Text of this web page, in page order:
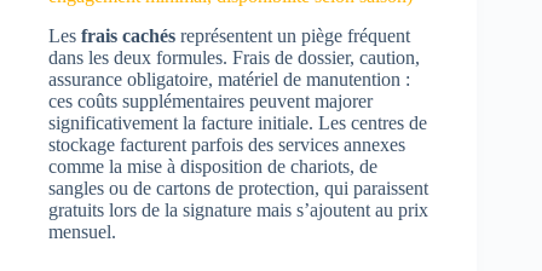
Les frais cachés représentent un piège fréquent
dans les deux formules. Frais de dossier, caution,
assurance obligatoire, matériel de manutention :
ces coûts supplémentaires peuvent majorer
significativement la facture initiale. Les centres de
stockage facturent parfois des services annexes
comme la mise à disposition de chariots, de
sangles ou de cartons de protection, qui paraissent
gratuits lors de la signature mais s’ajoutent au prix
mensuel.